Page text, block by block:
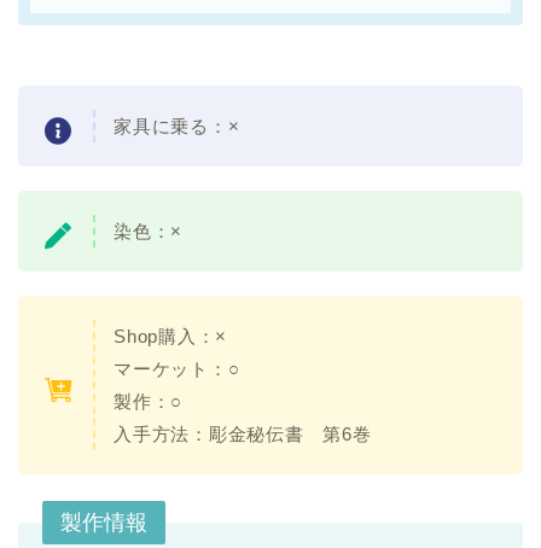
家具に乗る： ×
染色： ×
Shop購入：×
マーケット：○
製作：○
入手方法： 彫金秘伝書 第6巻
製作情報